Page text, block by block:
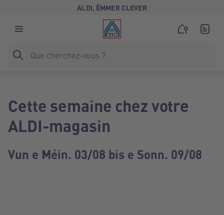
ALDI, ËMMER CLEVER
Cette semaine chez votre
ALDI-magasin
Vun e Méin. 03/08 bis e Sonn. 09/08